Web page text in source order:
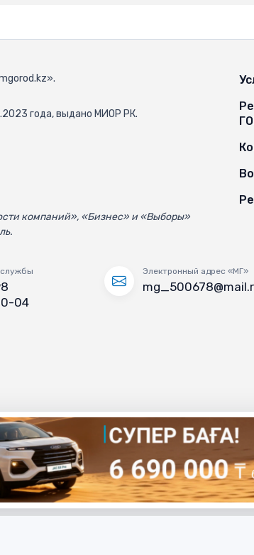
года, выдано МИОР РК.
компаний», «Бизнес» и «Выборы»
04
Электронный адрес «МГ»